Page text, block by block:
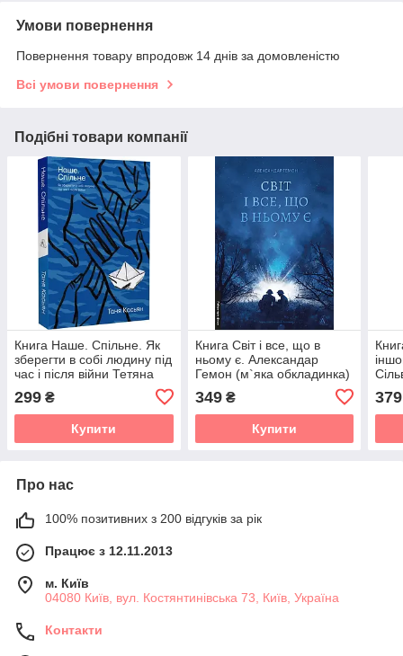
Умови повернення
Повернення товару впродовж 14 днів за домовленістю
Всі умови повернення
Подібні товари компанії
Книга Наше. Спільне. Як
зберегти в собі людину під
час і після війни Тетяна
обкладинка)
299 ₴
Купити
Книга Світ і все, що в
ньому є. Александар
Гемон (м`яка обкладинка)
349₴
Купити
379
Про нас
100% позитивних з 200 відгуків за рік
Працює з 12.11.2013
м. Київ
04080 Київ, вул. Костянтинівська 73, Київ, Україна
Контакти